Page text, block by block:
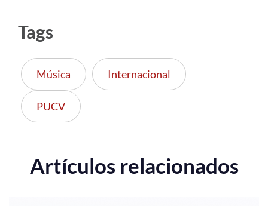
Tags
Música Internacional
PUCV
Artículos relacionados